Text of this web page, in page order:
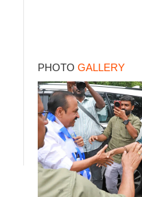
PHOTO GALLERY